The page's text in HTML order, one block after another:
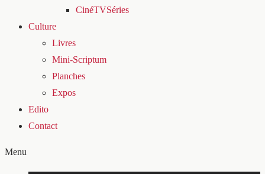
CinéTVSéries
Culture
Livres
Mini-Scriptum
Planches
Expos
Edito
Contact
Menu